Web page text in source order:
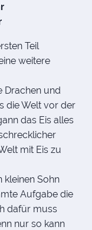
Teil
weitere
Drachen und
die Welt vor der
das Eis alles
mit Eis zu
kleinen Sohn
Aufgabe die
dafür muss
nur so kann